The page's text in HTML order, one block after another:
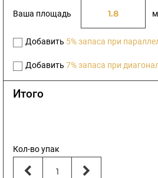
Ваша площадь
Добавить 5% запаса при
Добавить 7% запаса при
Итого
Кол-во упак